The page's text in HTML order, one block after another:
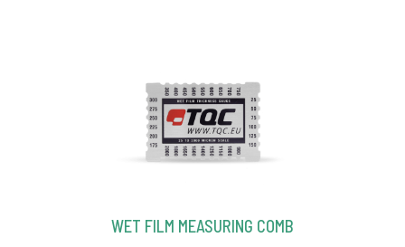
WET FILM MEASURING COMB